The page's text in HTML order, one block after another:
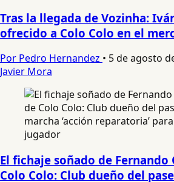
Tras la llegada de Vozinha:
ofrecido a Colo Colo en el
Por Pedro Hernandez • 5 de agosto
Javier Mora
El fichaje soñado de Fernando
Colo Colo: Club dueño del